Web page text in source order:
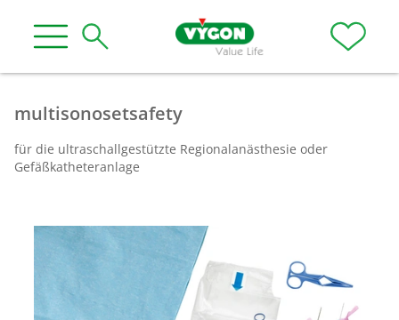
multisonosetsafety
für die ultraschallgestützte Regionalanästhesie oder
Gefäßkatheteranlage